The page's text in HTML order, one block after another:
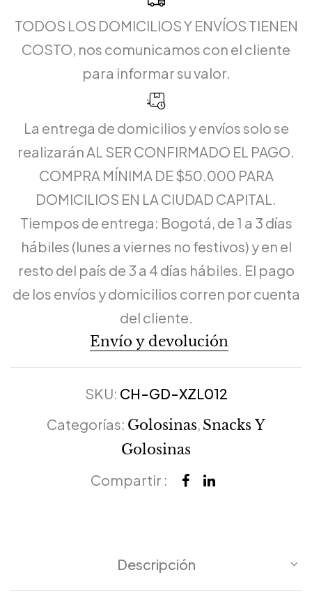
TODOS LOS DOMICILIOS Y ENVÍOS TIENEN
COSTO, nos comunicamos con el cliente
para informar su valor.
La entrega de domicilios y envíos solo se
realizarán AL SER CONFIRMADO EL PAGO.
COMPRA MÍNIMA DE $50.000 PARA
DOMICILIOS EN LA CIUDAD CAPITAL.
Tiempos de entrega: Bogotá, de 1 a 3 días
hábiles (lunes a viernes no festivos) y en el
resto del país de 3 a 4 días hábiles. El pago
de los envíos y domicilios corren por cuenta
del cliente.
Envío y devolución
SKU: CH-GD-XZL012
Categorías: Golosinas Snacks Y
Golosinas
Compartir :
Descripción